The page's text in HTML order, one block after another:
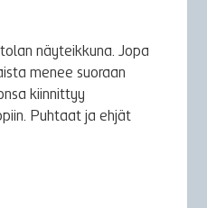
näyteikkuna. Jopa
menee suoraan
kiinnittyy
Puhtaat ja ehjät